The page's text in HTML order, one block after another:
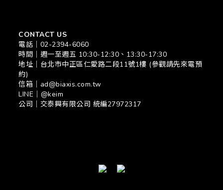
CONTACT US
電話｜02-2394-6060
時間｜週一至週五 10:30-12:30、13:30-17:30
地址｜台北市中正區仁愛路二段11號1樓 (參觀請先來電預
約)
信箱｜ad@biaxis.com.tw
LINE｜@keim
公司｜交泰興有限公司 統編27972317